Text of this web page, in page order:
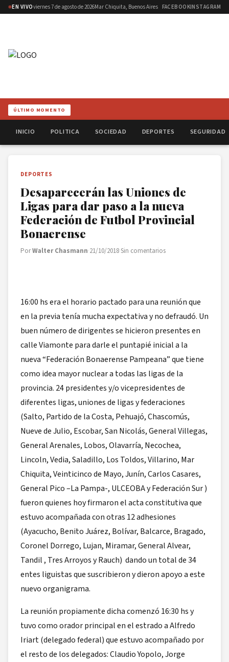
EN VIVOviernes 7 de agosto de 2026Mar Chiquita, Buenos Aires FACEBOOKINSTAGRAM
ÚLTIMO MOMENTO
INICIO POLITICA SOCIEDAD DEPORTES SEGURIDAD
DEPORTES
Desaparecerán las Uniones de
Ligas para dar paso a la nueva
Federación de Futbol Provincial
Bonaerense
PorWalter Chasmann·21/10/2018·Sin comentarios
16:00 hs era el horario pactado para una reunión que
en la previa tenía mucha expectativa y no defraudó. Un
buen número de dirigentes se hicieron presentes en
calle Viamonte para darle el puntapié inicial a la
nueva “Federación Bonaerense Pampeana” que tiene
como idea mayor nuclear a todas las ligas de la
provincia. 24 presidentes y/o vicepresidentes de
diferentes ligas, uniones de ligas y federaciones
(Salto, Partido de la Costa, Pehuajó, Chascomús,
Nueve de Julio, Escobar, San Nicolás, General Villegas,
General Arenales, Lobos, Olavarría, Necochea,
Lincoln, Vedia, Saladillo, Los Toldos, Villarino, Mar
Chiquita, Veinticinco de Mayo, Junín, Carlos Casares,
General Pico –La Pampa-, ULCEOBA y Federación Sur )
fueron quienes hoy firmaron el acta constitutiva que
estuvo acompañada con otras 12 adhesiones
(Ayacucho, Benito Juárez, Bolívar, Balcarce, Bragado,
Coronel Dorrego, Lujan, Miramar, General Alvear,
Tandil , Tres Arroyos y Rauch) dando un total de 34
entes liguistas que suscribieron y dieron apoyo a este
nuevo organigrama.
La reunión propiamente dicha comenzó 16:30 hs y
tuvo como orador principal en el estrado a Alfredo
Iriart (delegado federal) que estuvo acompañado por
el resto de los delegados: Claudio Yopolo, Jorge